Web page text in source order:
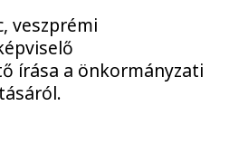
veszprémi
írása a önkormányzati